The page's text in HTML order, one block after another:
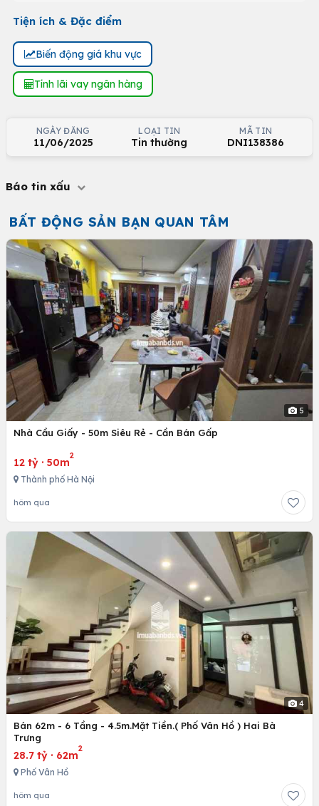
Tiện ích & Đặc điểm
Biến động giá khu vực
Tính lãi vay ngân hàng
NGÀY ĐĂNG
11/06/2025
LOẠI TIN
Tin thường
MÃ TIN
DNI138386
Báo tin xấu
BẤT ĐỘNG SẢN BẠN QUAN TÂM
5
Nhà Cầu Giấy - 50m Siêu Rẻ - Cần Bán Gấp
12 tỷ · 50m
2
Thành phố Hà Nội
hôm qua
4
Bán 62m - 6 Tầng - 4.5m.Mặt Tiền.( Phố Vân Hồ ) Hai Bà
Trưng
28.7 tỷ · 62m
2
Phố Vân Hồ
hôm qua